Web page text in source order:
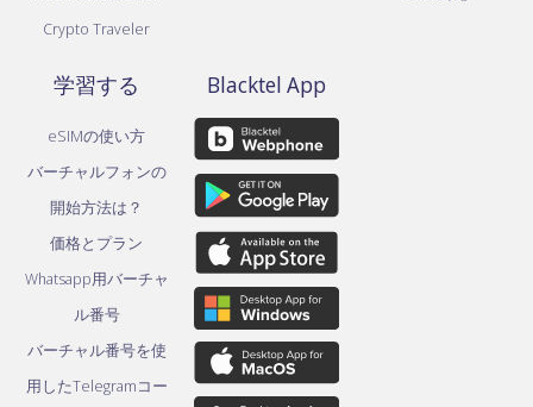
Crypto Traveler
学習する
eSIMの使い方
バーチャルフォンの
開始方法は？
価格とプラン
Whatsapp用バーチャ
ル番号
バーチャル番号を使
用したTelegramコー
Blacktel App